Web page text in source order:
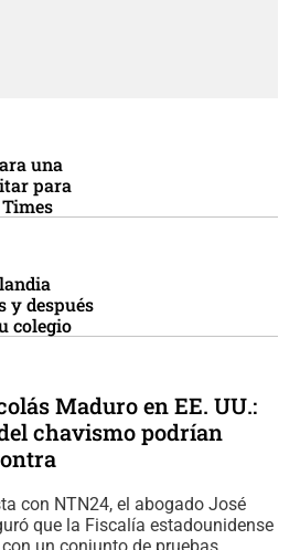
una
para
y después
colegio
Maduro en EE. UU.:
chavismo podrían
con NTN24, el abogado José
que la Fiscalía estadounidense